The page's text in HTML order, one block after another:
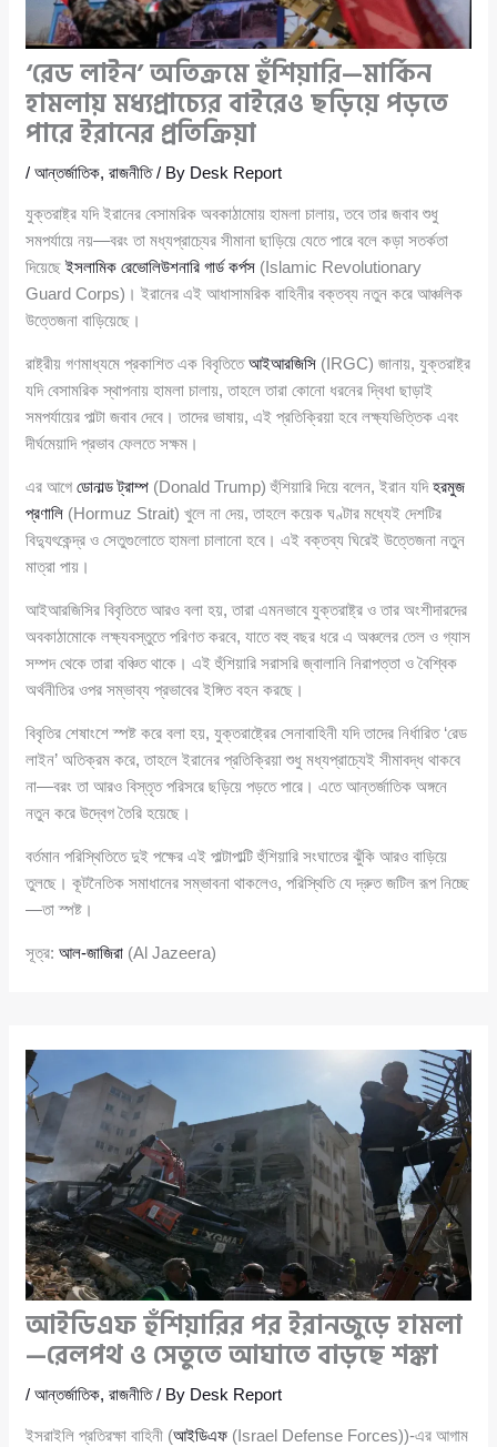
‘রেড লাইন’ অতিক্রমে হুঁশিয়ারি—মার্কিন
হামলায় মধ্যপ্রাচ্যের বাইরেও ছড়িয়ে পড়তে
পারে ইরানের প্রতিক্রিয়া
/আন্তর্জাতিক,রাজনীতি/ By Desk Report
যুক্তরাষ্ট্র যদি ইরানের বেসামরিক অবকাঠামোয় হামলা চালায়, তবে তার জবাব শুধু
সমপর্যায়ে নয়—বরং তা মধ্যপ্রাচ্যের সীমানা ছাড়িয়ে যেতে পারে বলে কড়া সতর্কতা
দিয়েছেইসলামিক রেভোলিউশনারি গার্ড কর্পস (Islamic Revolutionary
Guard Corps)। ইরানের এই আধাসামরিক বাহিনীর বক্তব্য নতুন করে আঞ্চলিক
উত্তেজনা বাড়িয়েছে।
রাষ্ট্রীয় গণমাধ্যমে প্রকাশিত এক বিবৃতিতেআইআরজিসি (IRGC) জানায়, যুক্তরাষ্ট্র
যদি বেসামরিক স্থাপনায় হামলা চালায়, তাহলে তারা কোনো ধরনের দ্বিধা ছাড়াই
সমপর্যায়ের পাল্টা জবাব দেবে। তাদের ভাষায়, এই প্রতিক্রিয়া হবে লক্ষ্যভিত্তিক এবং
দীর্ঘমেয়াদি প্রভাব ফেলতে সক্ষম।
এর আগেডোনাল্ড ট্রাম্প (Donald Trump) হুঁশিয়ারি দিয়ে বলেন, ইরান যদিহরমুজ
প্রণালি (Hormuz Strait) খুলে না দেয়, তাহলে কয়েক ঘণ্টার মধ্যেই দেশটির
বিদ্যুৎকেন্দ্র ও সেতুগুলোতে হামলা চালানো হবে। এই বক্তব্য ঘিরেই উত্তেজনা নতুন
মাত্রা পায়।
আইআরজিসির বিবৃতিতে আরও বলা হয়, তারা এমনভাবে যুক্তরাষ্ট্র ও তার অংশীদারদের
অবকাঠামোকে লক্ষ্যবস্তুতে পরিণত করবে, যাতে বহু বছর ধরে এ অঞ্চলের তেল ও গ্যাস
সম্পদ থেকে তারা বঞ্চিত থাকে। এই হুঁশিয়ারি সরাসরি জ্বালানি নিরাপত্তা ও বৈশ্বিক
অর্থনীতির ওপর সম্ভাব্য প্রভাবের ইঙ্গিত বহন করছে।
বিবৃতির শেষাংশে স্পষ্ট করে বলা হয়, যুক্তরাষ্ট্রের সেনাবাহিনী যদি তাদের নির্ধারিত ‘রেড
লাইন’ অতিক্রম করে, তাহলে ইরানের প্রতিক্রিয়া শুধু মধ্যপ্রাচ্যেই সীমাবদ্ধ থাকবে
না—বরং তা আরও বিস্তৃত পরিসরে ছড়িয়ে পড়তে পারে। এতে আন্তর্জাতিক অঙ্গনে
নতুন করে উদ্বেগ তৈরি হয়েছে।
বর্তমান পরিস্থিতিতে দুই পক্ষের এই পাল্টাপাল্টি হুঁশিয়ারি সংঘাতের ঝুঁকি আরও বাড়িয়ে
তুলছে। কূটনৈতিক সমাধানের সম্ভাবনা থাকলেও, পরিস্থিতি যে দ্রুত জটিল রূপ নিচ্ছে
—তা স্পষ্ট।
সূত্র:আল-জাজিরা (Al Jazeera)
আইডিএফ হুঁশিয়ারির পর ইরানজুড়ে হামলা
—রেলপথ ও সেতুতে আঘাতে বাড়ছে শঙ্কা
/আন্তর্জাতিক,রাজনীতি/ By Desk Report
ইসরাইলি প্রতিরক্ষা বাহিনী (আইডিএফ (Israel Defense Forces))-এর আগাম